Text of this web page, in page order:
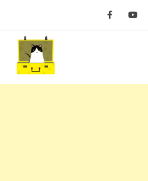
content
嘿 我要旅
Life